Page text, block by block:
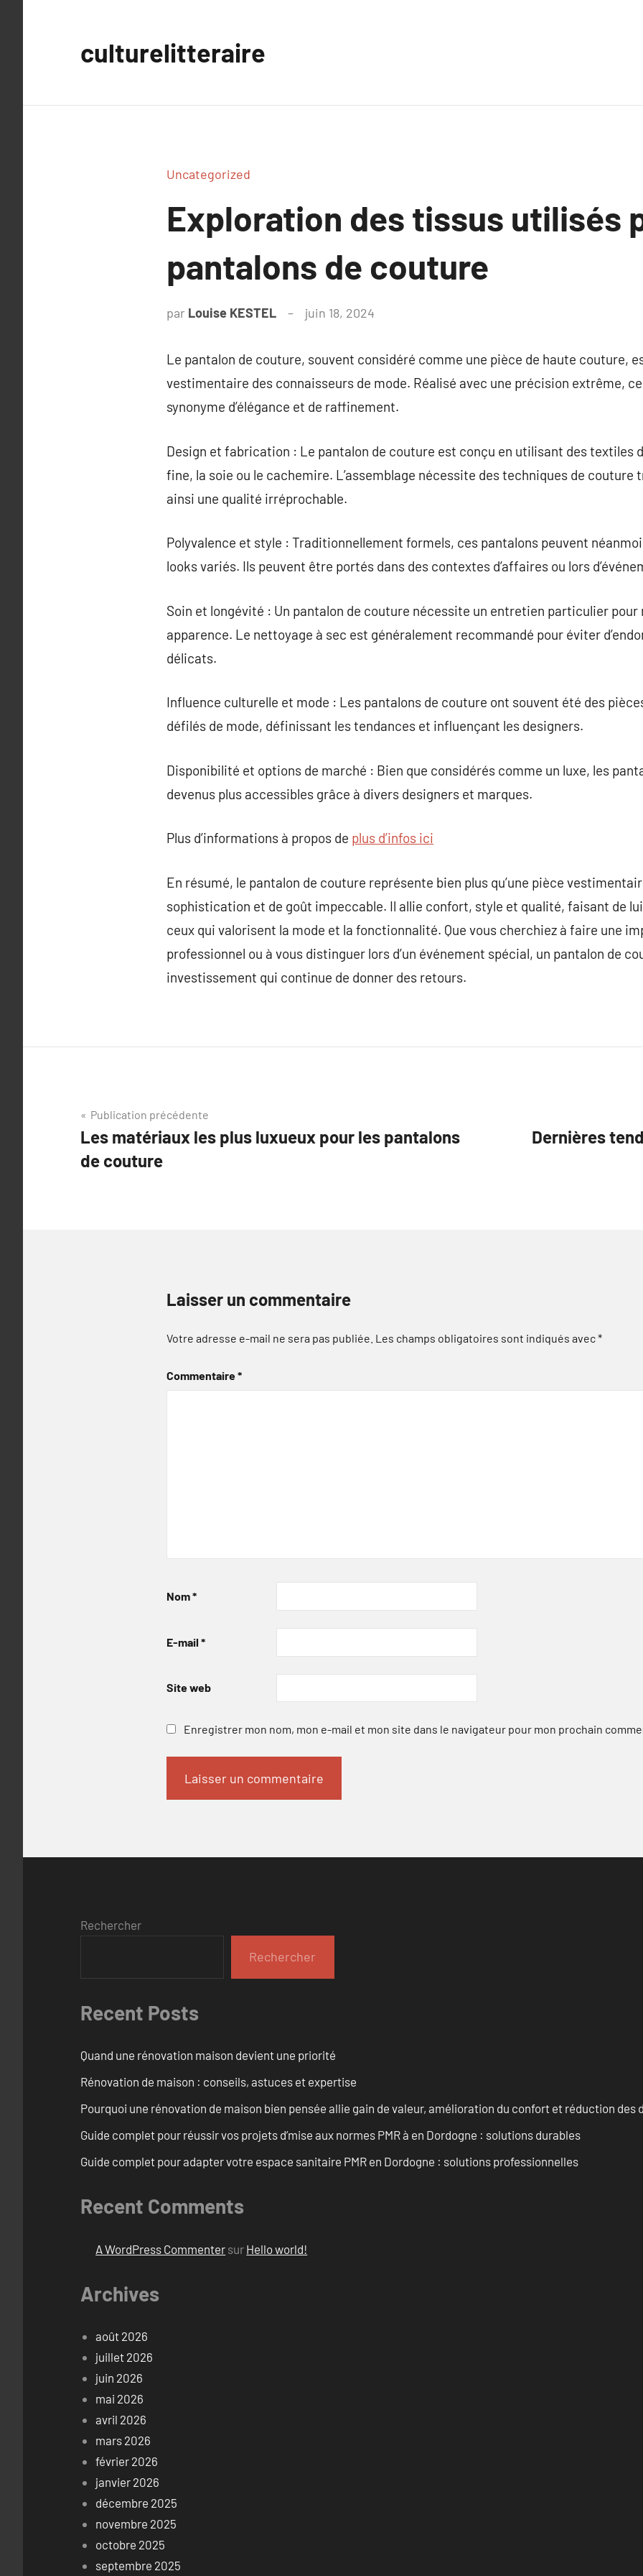
culturelitteraire
Uncategorized
Exploration des tissus utilisés
pantalons de couture
par Louise KESTEL juin 18, 2024
Le pantalon de couture, souvent considéré comme une pièce de haute couture,
vestimentaire des connaisseurs de mode. Réalisé avec une précision extrême,
synonyme d’élégance et de raffinement.
Design et fabrication : Le pantalon de couture est conçu en utilisant des textiles
fine, la soie ou le cachemire. L’assemblage nécessite des techniques de
ainsi une qualité irréprochable.
Polyvalence et style : Traditionnellement formels, ces pantalons peuvent
looks variés. Ils peuvent être portés dans des contextes d’affaires ou lors
Soin et longévité : Un pantalon de couture nécessite un entretien particulier
apparence. Le nettoyage à sec est généralement recommandé pour éviter
délicats.
Influence culturelle et mode : Les pantalons de couture ont souvent été des
défilés de mode, définissant les tendances et influençant les designers.
Disponibilité et options de marché : Bien que considérés comme un luxe, les
devenus plus accessibles grâce à divers designers et marques.
Plus d’informations à propos de plus d’infos ici
En résumé, le pantalon de couture représente bien plus qu’une pièce
sophistication et de goût impeccable. Il allie confort, style et qualité, faisant de
ceux qui valorisent la mode et la fonctionnalité. Que vous cherchiez à faire une
professionnel ou à vous distinguer lors d’un événement spécial, un pantalon de
investissement qui continue de donner des retours.
Navigation
de
l’article
Publication précédente
Les matériaux les plus luxueux pour les pantalons
de couture
Dernières
Laisser un commentaire
Votre adresse e-mail ne sera pas publiée. Les champs obligatoires sont indiqués avec*
Commentaire*
Nom*
E-mail *
Site web
Enregistrer mon nom, mon e-mail et mon site dans le navigateur pour mon prochain
Rechercher
Rechercher
Recent Posts
Quand une rénovation maison devient une priorité
Rénovation de maison : conseils, astuces et expertise
Pourquoi une rénovation de maison bien pensée allie gain de valeur, amélioration du confort et réduction des
Guide complet pour réussir vos projets d’mise aux normes PMR à en Dordogne : solutions durables
Guide complet pour adapter votre espace sanitaire PMR en Dordogne : solutions professionnelles
Recent Comments
A WordPress Commenter sur Hello world!
Archives
août 2026
juillet 2026
juin 2026
mai 2026
avril 2026
mars 2026
février 2026
janvier 2026
décembre 2025
novembre 2025
octobre 2025
septembre 2025